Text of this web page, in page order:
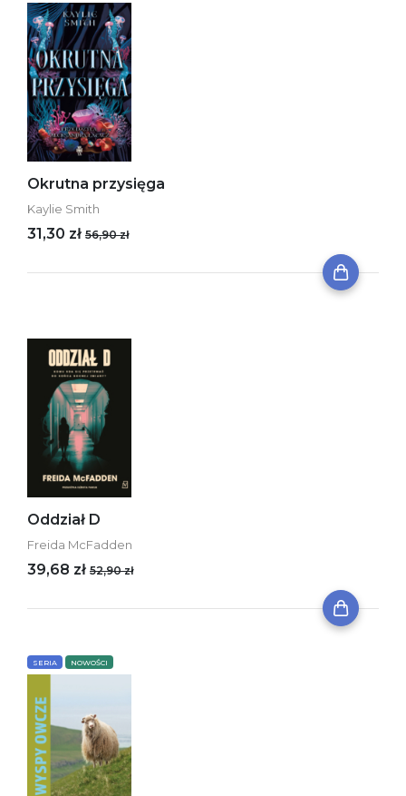
Okrutna przysięga
Kaylie Smith
31,30 zł 56,90 zł
Oddział D
Freida McFadden
39,68 zł 52,90 zł
SERIA NOWOŚCI